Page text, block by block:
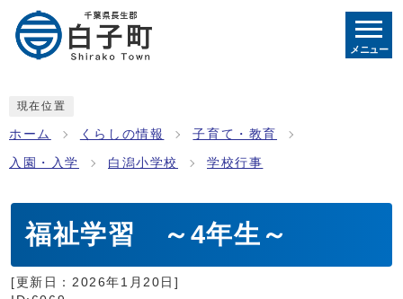
メニュー
現在位置
ホーム くらしの情報 子育て・教育
入園・入学 白潟小学校 学校行事
福祉学習 ～4年生～
[更新日： 2026年1月20日 ]